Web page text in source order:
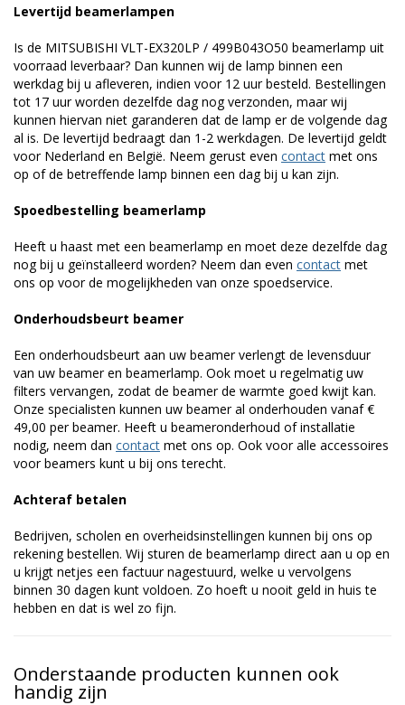
Levertijd beamerlampen
Is de MITSUBISHI VLT-EX320LP / 499B043O50 beamerlamp uit
voorraad leverbaar? Dan kunnen wij de lamp binnen een
werkdag bij u afleveren, indien voor 12 uur besteld. Bestellingen
tot 17 uur worden dezelfde dag nog verzonden, maar wij
kunnen hiervan niet garanderen dat de lamp er de volgende dag
al is. De levertijd bedraagt dan 1-2 werkdagen. De levertijd geldt
voor Nederland en België. Neem gerust even contact met ons
op of de betreffende lamp binnen een dag bij u kan zijn.
Spoedbestelling beamerlamp
Heeft u haast met een beamerlamp en moet deze dezelfde dag
nog bij u geïnstalleerd worden? Neem dan even contact met
ons op voor de mogelijkheden van onze spoedservice.
Onderhoudsbeurt beamer
Een onderhoudsbeurt aan uw beamer verlengt de levensduur
van uw beamer en beamerlamp. Ook moet u regelmatig uw
filters vervangen, zodat de beamer de warmte goed kwijt kan.
Onze specialisten kunnen uw beamer al onderhouden vanaf €
49,00 per beamer. Heeft u beameronderhoud of installatie
nodig, neem dan contact met ons op. Ook voor alle accessoires
voor beamers kunt u bij ons terecht.
Achteraf betalen
Bedrijven, scholen en overheidsinstellingen kunnen bij ons op
rekening bestellen. Wij sturen de beamerlamp direct aan u op en
u krijgt netjes een factuur nagestuurd, welke u vervolgens
binnen 30 dagen kunt voldoen. Zo hoeft u nooit geld in huis te
hebben en dat is wel zo fijn.
Onderstaande producten kunnen ook
handig zijn